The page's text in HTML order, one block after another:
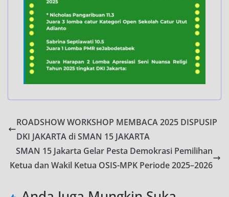
ROADSHOW WORKSHOP MEMBACA 2025 DISPUSIP
DKI JAKARTA di SMAN 15 JAKARTA
SMAN 15 Jakarta Gelar Pesta Demokrasi Pemilihan
Ketua dan Wakil Ketua OSIS-MPK Periode 2025–2026